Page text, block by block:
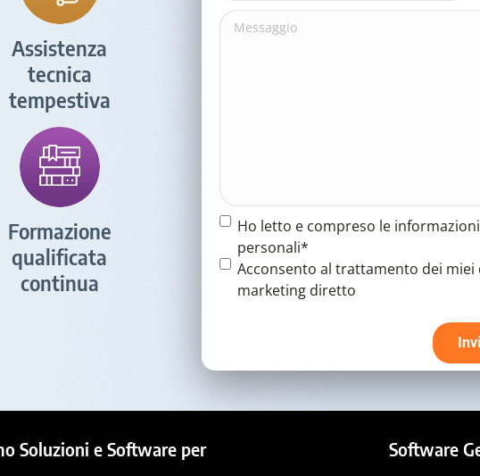
Assistenza
tecnica
tempestiva
Formazione
qualificata
continua
Messaggio
Termine
condizioni (Obbligatorio)
Ho letto e compreso le
personali*
Termine
condizioni
Acconsento al trattamento dei
marketing diretto
Soluzioni e Software per Software